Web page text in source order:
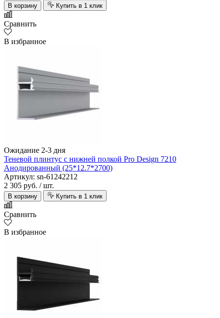
В корзину Купить в 1 клик
Сравнить
В избранное
Ожидание 2-3 дня
Теневой плинтус с нижней полкой Pro Design 7210
Анодированный (25*12.7*2700)
Артикул: sn-61242212
2 305 руб. / шт.
В корзину Купить в 1 клик
Сравнить
В избранное